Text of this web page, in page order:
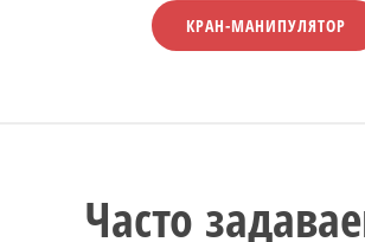
КРАН-МАНИПУЛЯТОР
Часто